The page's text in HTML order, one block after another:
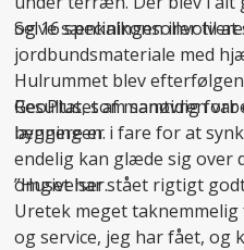
og 16 specialkonsoller til at
Selve sænkningen
jordbundsmateriale med
Hulrummet blev
GeoPlus, som samtidig
bygningen.
Resultatet af manøvren
længere er i fare for at
endelig kan glæde sig over
omgivelser.
”Huset har stået rigtigt
Uretek meget
og service, jeg har fået,